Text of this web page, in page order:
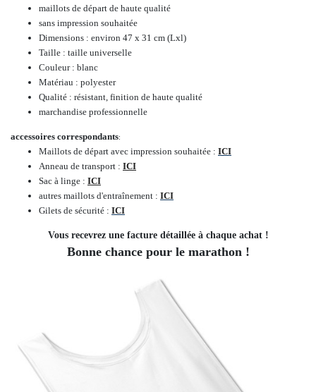
maillots de départ de haute qualité
sans impression souhaitée
Dimensions : environ 47 x 31 cm (Lxl)
Taille : taille universelle
Couleur : blanc
Matériau : polyester
Qualité : résistant, finition de haute qualité
marchandise professionnelle
accessoires correspondants:
Maillots de départ avec impression souhaitée : ICI
Anneau de transport : ICI
Sac à linge : ICI
autres maillots d'entraînement : ICI
Gilets de sécurité : ICI
Vous recevrez une facture détaillée à chaque achat !
Bonne chance pour le marathon !